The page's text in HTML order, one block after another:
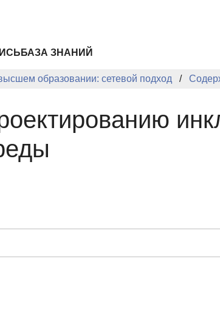
БАЗА ЗНАНИЙ
образовании: сетевой подход